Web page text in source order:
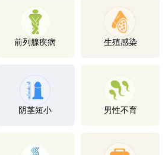
前列腺疾病 生殖感染
阴茎短小 男性不育